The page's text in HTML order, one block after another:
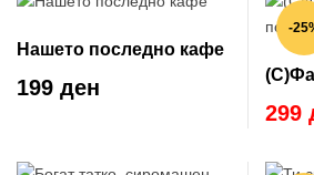
Нашето последно кафе
199 ден
-
299